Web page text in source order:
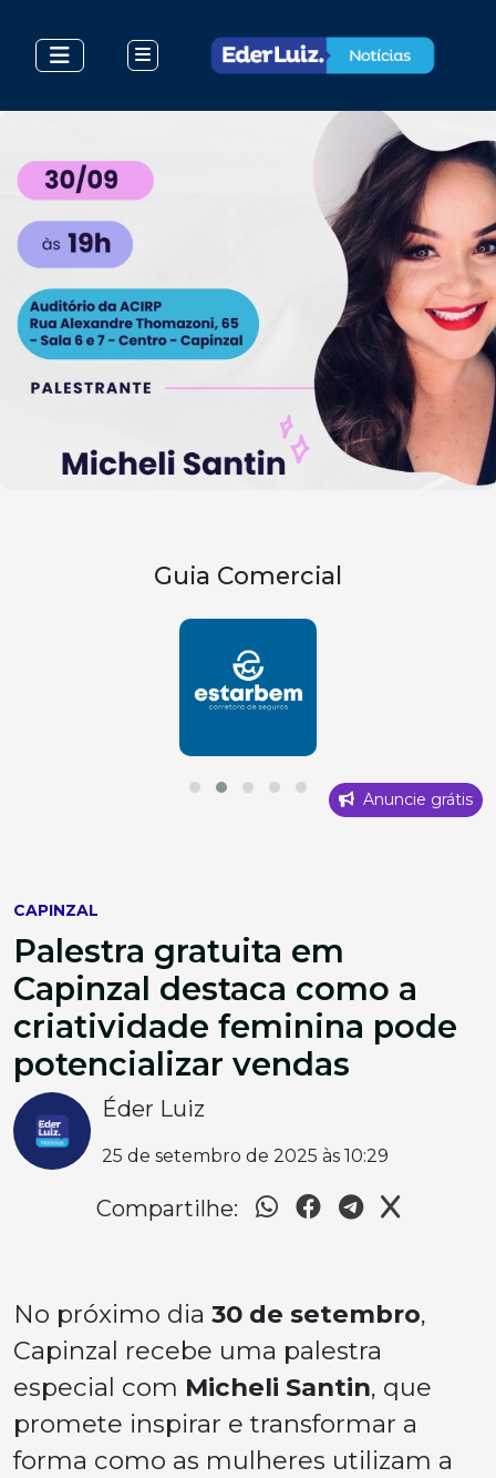
Guia Comercial
Anuncie grátis
CAPINZAL
Palestra gratuita em
Capinzal destaca como a
criatividade feminina pode
potencializar vendas
Éder Luiz
25 de setembro de 2025 às 10:29
Compartilhe:
No próximo dia 30 de setembro,
Capinzal recebe uma palestra
especial com Micheli Santin, que
promete inspirar e transformar a
forma como as mulheres utilizam a